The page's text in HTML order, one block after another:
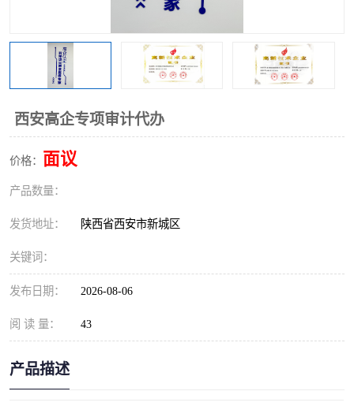
西安高企专项审计代办
价格： 面议
产品数量：
发货地址： 陕西省西安市新城区
关键词：
发布日期： 2026-08-06
阅 读 量： 43
产品描述